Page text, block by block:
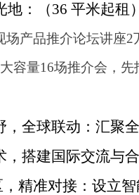
地：（36 平米起租
场产品推介论坛讲座2
容量16场推介会，先
，全球联动：汇聚
，搭建国际交流与合
精准对接：设立